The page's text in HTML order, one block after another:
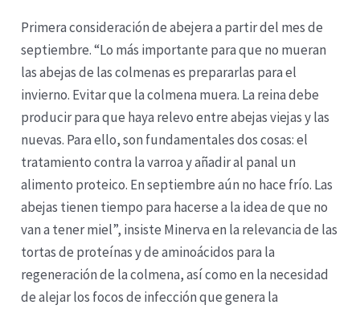
Primera consideración de abejera a partir del mes de
septiembre. “Lo más importante para que no mueran
las abejas de las colmenas es prepararlas para el
invierno. Evitar que la colmena muera. La reina debe
producir para que haya relevo entre abejas viejas y las
nuevas. Para ello, son fundamentales dos cosas: el
tratamiento contra la varroa y añadir al panal un
alimento proteico. En septiembre aún no hace frío. Las
abejas tienen tiempo para hacerse a la idea de que no
van a tener miel”, insiste Minerva en la relevancia de las
tortas de proteínas y de aminoácidos para la
regeneración de la colmena, así como en la necesidad
de alejar los focos de infección que genera la